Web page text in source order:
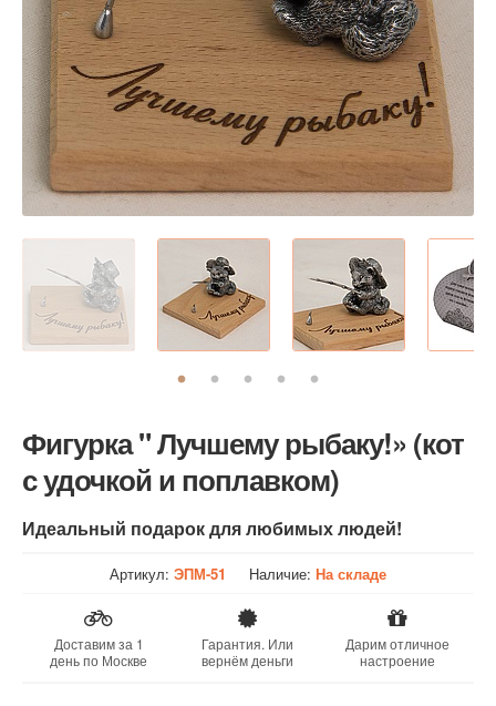
Фигурка " Лучшему рыбаку!» (кот
с удочкой и поплавком)
Идеальный подарок для любимых людей!
Артикул:ЭПМ-51 Наличие: На складе
Доставим за 1
день по Москве
Гарантия. Или
вернём деньги
Дарим отличное
настроение